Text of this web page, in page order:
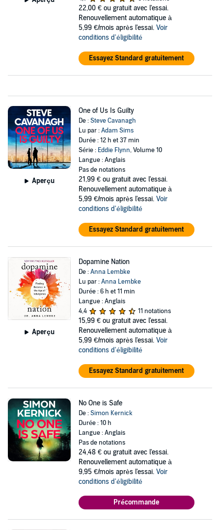
22,00 € ou gratuit avec l'essai.
Renouvellement automatique à
5,99 €/mois après l'essai. Voir
conditions d'éligibilité
Essayez Standard gratuitement
Aperçu
One of Us Is Guilty
De :Steve Cavanagh
Lu par :Adam Sims
Durée : 12 h et 37 min
Série : Eddie Flynn, Volume 10
Langue : Anglais
Pas de notations
21,99 € ou gratuit avec l'essai.
Renouvellement automatique à
5,99 €/mois après l'essai. Voir
conditions d'éligibilité
Essayez Standard gratuitement
Aperçu
Dopamine Nation
De :Anna Lembke
Lu par :Anna Lembke
Durée : 6 h et 11 min
Langue : Anglais
4,4
11 notations
15,99 € ou gratuit avec l'essai.
Renouvellement automatique à
5,99 €/mois après l'essai. Voir
conditions d'éligibilité
Essayez Standard gratuitement
No One is Safe
De :Simon Kernick
Durée : 10 h
Langue : Anglais
Pas de notations
24,48 € ou gratuit avec l'essai.
Renouvellement automatique à
9,95 €/mois après l'essai. Voir
conditions d'éligibilité
Précommande